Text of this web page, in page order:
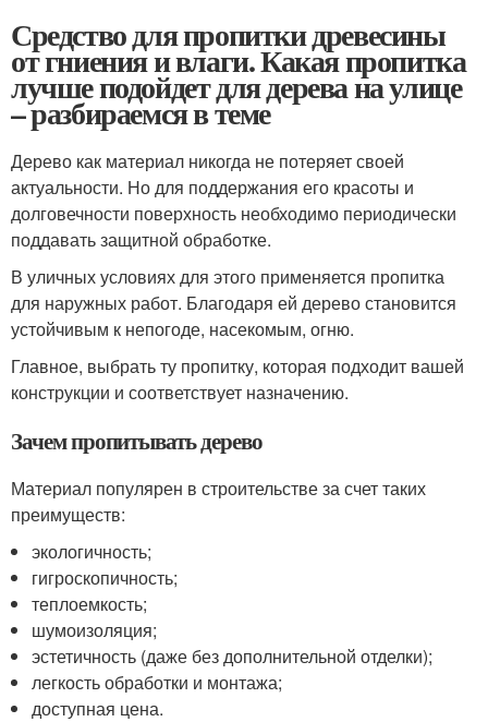
Средство для пропитки древесины
от гниения и влаги. Какая пропитка
лучше подойдет для дерева на улице
– разбираемся в теме
Дерево как материал никогда не потеряет своей
актуальности. Но для поддержания его красоты и
долговечности поверхность необходимо периодически
поддавать защитной обработке.
В уличных условиях для этого применяется пропитка
для наружных работ. Благодаря ей дерево становится
устойчивым к непогоде, насекомым, огню.
Главное, выбрать ту пропитку, которая подходит вашей
конструкции и соответствует назначению.
Зачем пропитывать дерево
Материал популярен в строительстве за счет таких
преимуществ:
экологичность;
гигроскопичность;
теплоемкость;
шумоизоляция;
эстетичность (даже без дополнительной отделки);
легкость обработки и монтажа;
доступная цена.